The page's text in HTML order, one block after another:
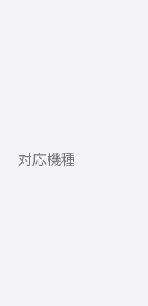
対応機種